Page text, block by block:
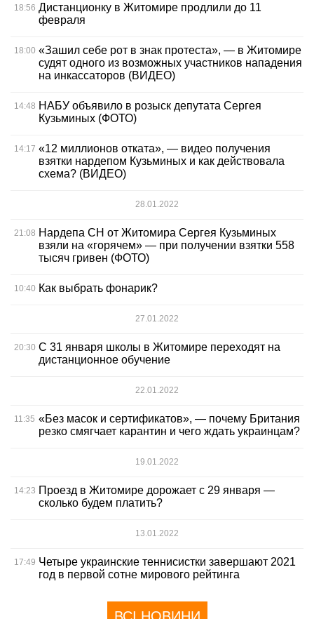
18:56 Дистанционку в Житомире продлили до 11
февраля
18:00 «Зашил себе рот в знак протеста», — в Житомире
судят одного из возможных участников нападения
на инкассаторов (ВИДЕО)
14:48 НАБУ объявило в розыск депутата Сергея
Кузьминых (ФОТО)
14:17 «12 миллионов отката», — видео получения
взятки нардепом Кузьминых и как действовала
схема? (ВИДЕО)
28.01.2022
21:08 Нардепа СН от Житомира Сергея Кузьминых
взяли на «горячем» — при получении взятки 558
тысяч гривен (ФОТО)
10:40 Как выбрать фонарик?
27.01.2022
20:30 С 31 января школы в Житомире переходят на
дистанционное обучение
22.01.2022
11:35 «Без масок и сертификатов», — почему Британия
резко смягчает карантин и чего ждать украинцам?
19.01.2022
14:23 Проезд в Житомире дорожает с 29 января —
сколько будем платить?
13.01.2022
17:49 Четыре украинские теннисистки завершают 2021
год в первой сотне мирового рейтинга